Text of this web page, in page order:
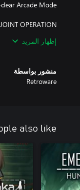
Each boss is
skills to the test!
إظهار المزيد
منشور بواسطة
Retroware
also like